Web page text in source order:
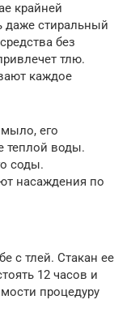
крайней
даже стиральный
без
тлю.
каждое
мыло, его
теплой воды.
соды.
насаждения по
с тлей. Стакан ее
12 часов и
процедуру